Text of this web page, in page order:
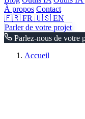
À propos Contact
🇫🇷 FR 🇺🇸 EN
Parler de votre projet
Parlez-nous de votre
Accueil